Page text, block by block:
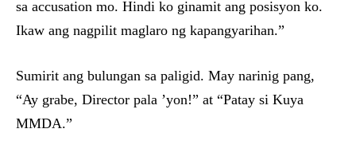
sa accusation mo. Hindi ko ginamit ang posisyon ko.
Ikaw ang nagpilit maglaro ng kapangyarihan.”
Sumirit ang bulungan sa paligid. May narinig pang,
“Ay grabe, Director pala ’yon!” at “Patay si Kuya
MMDA.”